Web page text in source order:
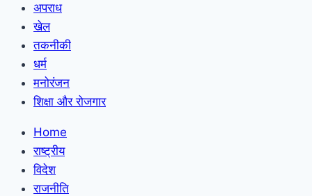
अपराध
खेल
तकनीकी
धर्म
मनोरंजन
शिक्षा और रोजगार
Home
राष्ट्रीय
विदेश
राजनीति